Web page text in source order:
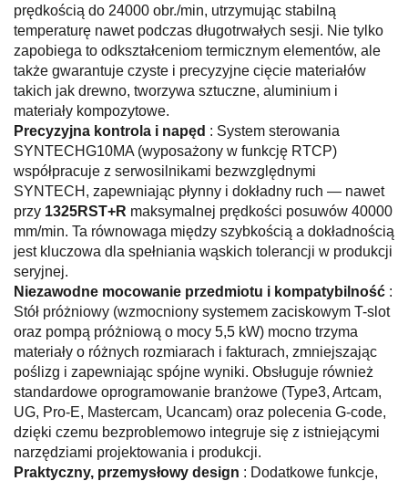
prędkością do 24000 obr./min, utrzymując stabilną
temperaturę nawet podczas długotrwałych sesji. Nie tylko
zapobiega to odkształceniom termicznym elementów, ale
także gwarantuje czyste i precyzyjne cięcie materiałów
takich jak drewno, tworzywa sztuczne, aluminium i
materiały kompozytowe.
Precyzyjna kontrola i napęd : System sterowania
SYNTECHG10MA (wyposażony w funkcję RTCP)
współpracuje z serwosilnikami bezwzględnymi
SYNTECH, zapewniając płynny i dokładny ruch — nawet
przy 1325RST+R maksymalnej prędkości posuwów 40000
mm/min. Ta równowaga między szybkością a dokładnością
jest kluczowa dla spełniania wąskich tolerancji w produkcji
seryjnej.
Niezawodne mocowanie przedmiotu i kompatybilność :
Stół próżniowy (wzmocniony systemem zaciskowym T-slot
oraz pompą próżniową o mocy 5,5 kW) mocno trzyma
materiały o różnych rozmiarach i fakturach, zmniejszając
poślizg i zapewniając spójne wyniki. Obsługuje również
standardowe oprogramowanie branżowe (Type3, Artcam,
UG, Pro-E, Mastercam, Ucancam) oraz polecenia G-code,
dzięki czemu bezproblemowo integruje się z istniejącymi
narzędziami projektowania i produkcji.
Praktyczny, przemysłowy design : Dodatkowe funkcje,